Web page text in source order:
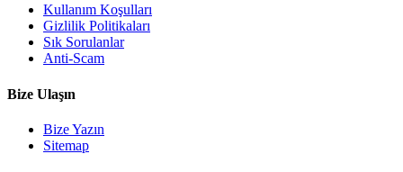
Kullanım Koşulları
Gizlilik Politikaları
Sık Sorulanlar
Anti-Scam
Bize Ulaşın
Bize Yazın
Sitemap